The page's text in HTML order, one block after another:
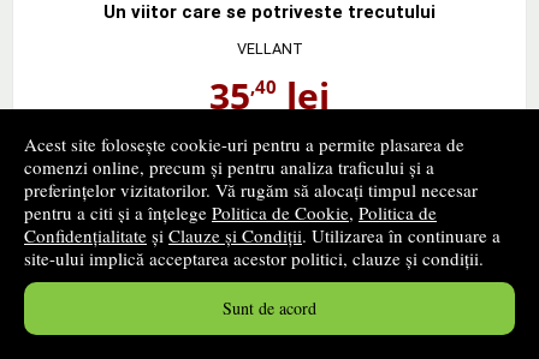
Acest site folosește cookie-uri pentru a permite plasarea de
comenzi online, precum și pentru analiza traficului și a
preferințelor vizitatorilor. Vă rugăm să alocați timpul necesar
pentru a citi și a înțelege Politica de Cookie, Politica de
Confidențialitate și Clauze și Condiții. Utilizarea în continuare a
site-ului implică acceptarea acestor politici, clauze și condiții.
Sunt de acord
Un viitor care se potriveste trecutului
VELLANT
35,40 lei
In stoc furnizor
Timp confirmare stoc: 1 - 2 zile lucratoare
cumpără